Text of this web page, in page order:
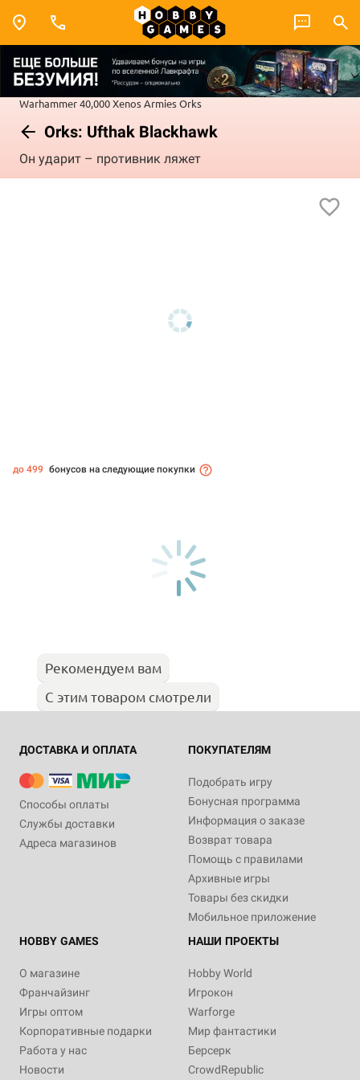
Warhammer 40,000Xenos ArmiesOrks
Orks: Ufthak Blackhawk
Он ударит – противник ляжет
до 499 бонусов на следующие покупки
Рекомендуем вам
С этим товаром смотрели
ДОСТАВКА И ОПЛАТА
Способы оплаты
Службы доставки
Адреса магазинов
ПОКУПАТЕЛЯМ
Подобрать игру
Бонусная программа
Информация о заказе
Возврат товара
Помощь с правилами
Архивные игры
Товары без скидки
Мобильное приложение
HOBBY GAMES
О магазине
Франчайзинг
Игры оптом
Корпоративные подарки
Работа у нас
Новости
НАШИ ПРОЕКТЫ
Hobby World
Игрокон
Warforge
Мир фантастики
Берсерк
CrowdRepublic